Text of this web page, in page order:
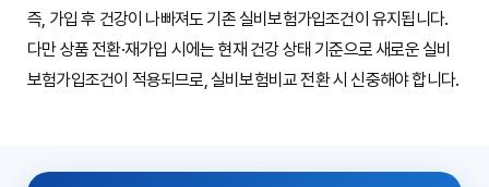
즉, 가입 후 건강이 나빠져도 기존 실비보험가입조건이 유지됩니다.
다만 상품 전환·재가입 시에는 현재 건강 상태 기준으로 새로운 실비
보험가입조건이 적용되므로, 실비보험비교 전환 시 신중해야 합니다.